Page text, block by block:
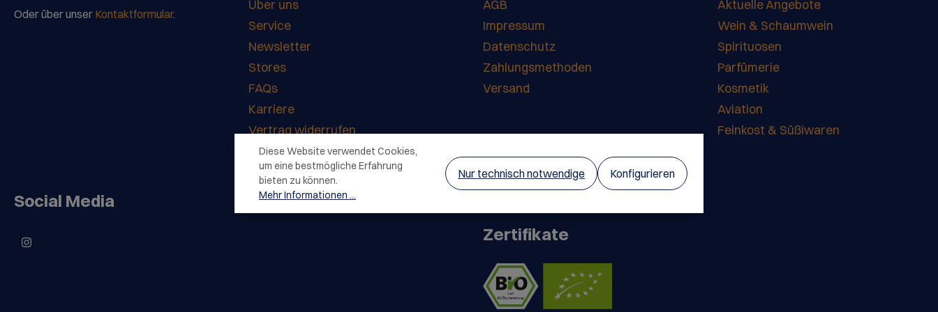
Note und macht jede
Shampoo 70 ml + Conditioner
Oder über unser Kontaktformular.
Über uns
Service
Newsletter
Stores
FAQs
Karriere
Vertrag widerrufen
AGB
Impressum
Datenschutz
Zahlungsmethoden
Versand
Aktuelle Angebote
Wein & Schaumwein
Spirituosen
Parfümerie
Kosmetik
Aviation
Feinkost & Süßiwaren
Social Media
Zertifikate
Diese Website verwendet Cookies,
um eine bestmögliche Erfahrung
bieten zu können.
Mehr Informationen ...
Nur technisch notwendige Konfigurieren